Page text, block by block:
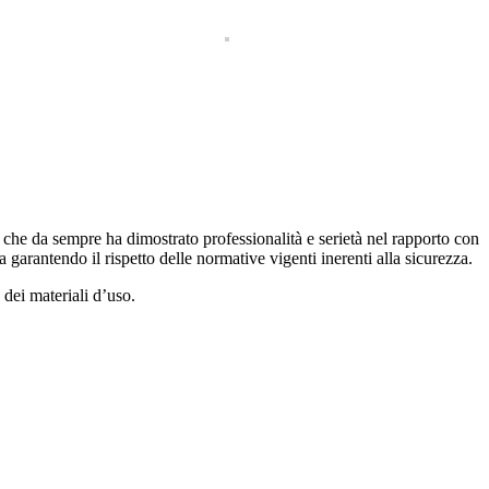
che da sempre ha dimostrato professionalità e serietà nel rapporto con
il rispetto delle normative vigenti inerenti alla sicurezza.
materiali d’uso.